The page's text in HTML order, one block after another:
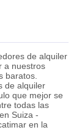
de alquiler
a nuestros
baratos.
de alquiler
que mejor se
todas las
Suiza -
en la